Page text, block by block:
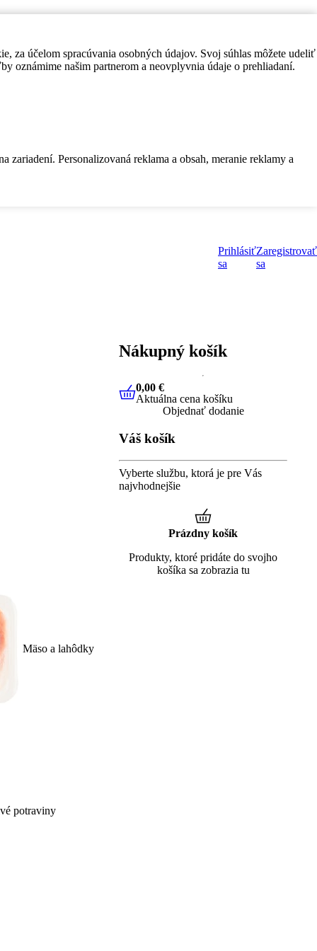
za účelom spracúvania osobných údajov. Svoj súhlas môžete udeliť
oznámime našim partnerom a neovplyvnia údaje o prehliadaní.
Personalizovaná reklama a obsah, meranie reklamy a
Prihlásiť
sa
Zaregistrovať
sa
Mäso a lahôdky
potraviny
Nákupný košík
0,00 €Aktuálna cena košíku
0,00 €
Aktuálna cena košíku
Objednať dodanie
Váš košík
Vyberte službu, ktorá je pre Vás
najvhodnejšie
Prázdny košík
Produkty, ktoré pridáte do svojho
košíka sa zobrazia tu